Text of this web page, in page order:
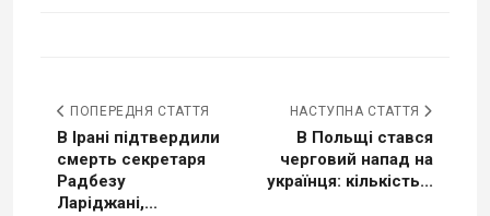
ПОПЕРЕДНЯ СТАТТЯ
В Ірані підтвердили
смерть секретаря
Радбезу
Ларіджані,...
НАСТУПНА СТАТТЯ
В Польщі стався
черговий напад на
українця: кількість...